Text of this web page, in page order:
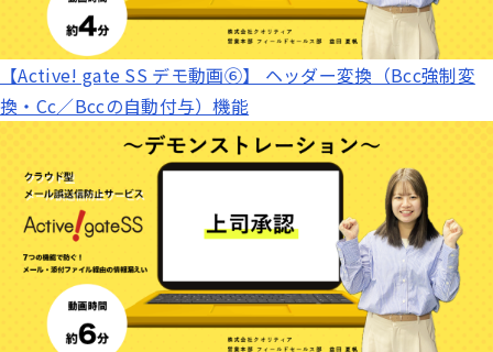
【Active! gate SS デモ動画⑥】 ヘッダー変換（Bcc強制変
換・Cc／Bccの自動付与）機能